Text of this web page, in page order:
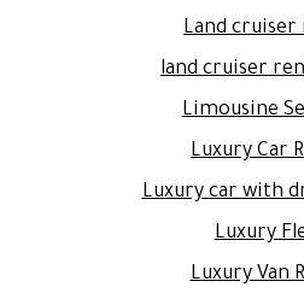
Land cruiser
land cruiser
Limousine
Luxury Car
Luxury car with
Luxury
Luxury Van